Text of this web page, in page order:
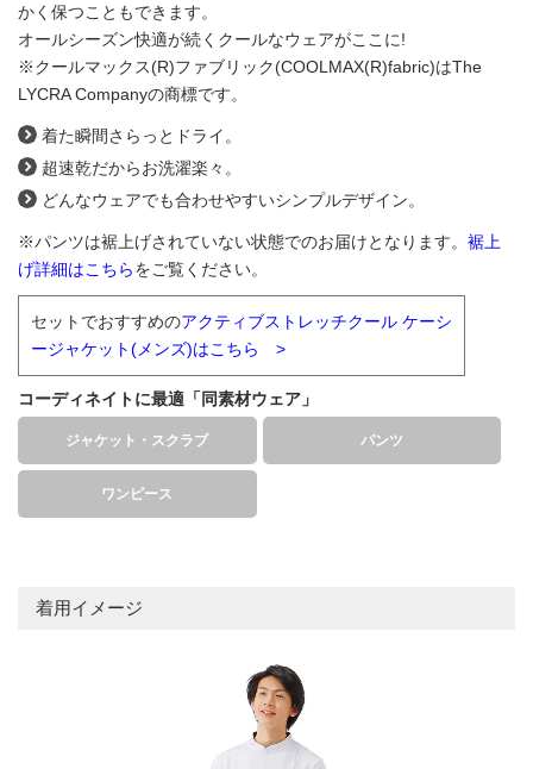
かく保つこともできます。
オールシーズン快適が続くクールなウェアがここに!
※クールマックス(R)ファブリック(COOLMAX(R)fabric)はThe
LYCRA Companyの商標です。
着た瞬間さらっとドライ。
超速乾だからお洗濯楽々。
どんなウェアでも合わせやすいシンプルデザイン。
※パンツは裾上げされていない状態でのお届けとなります。 裾上
げ詳細はこちらをご覧ください。
セットでおすすめのアクティブストレッチクール ケーシ
ージャケット(メンズ)はこちら >
コーディネイトに最適「同素材ウェア」
ジャケット・スクラブ パンツ
ワンピース
着用イメージ